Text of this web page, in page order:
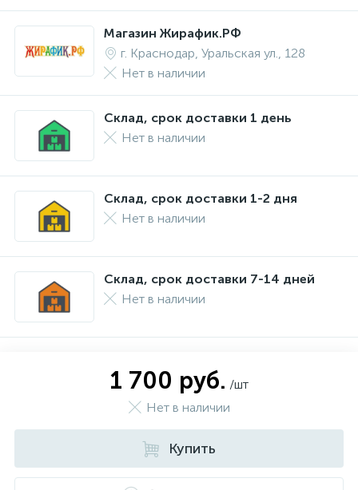
Магазин Жирафик.РФ
г. Краснодар, Уральская ул., 128
Нет в наличии
Склад, срок доставки 1 день
Нет в наличии
Склад, срок доставки 1-2 дня
Нет в наличии
Склад, срок доставки 7-14 дней
Нет в наличии
1 700 руб. /шт
Нет в наличии
Купить